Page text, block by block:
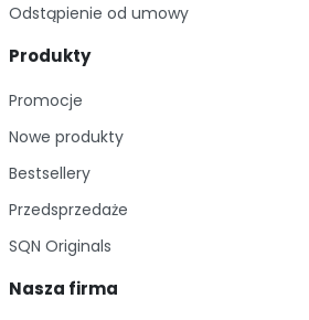
Odstąpienie od umowy
Produkty
Promocje
Nowe produkty
Bestsellery
Przedsprzedaże
SQN Originals
Nasza firma